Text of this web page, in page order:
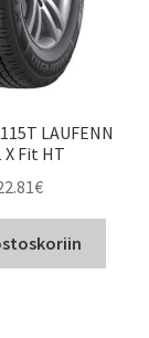
LAUFENN
X Fit HT
€